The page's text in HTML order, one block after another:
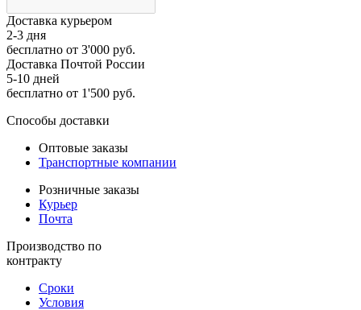
Доставка курьером
2-3 дня
бесплатно от 3'000 руб.
Доставка Почтой России
5-10 дней
бесплатно от 1'500 руб.
Способы доставки
Оптовые заказы
Транспортные компании
Розничные заказы
Курьер
Почта
Производство по
контракту
Сроки
Условия